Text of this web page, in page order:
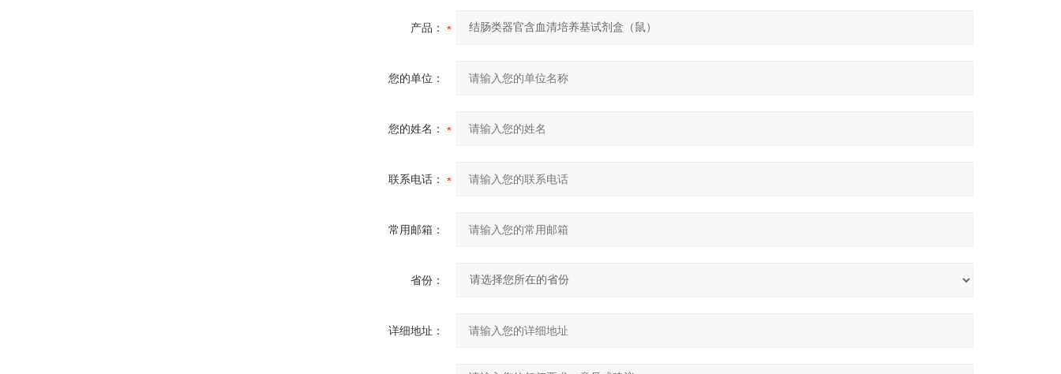
产品：
您的单位：
您的姓名：
联系电话：
常用邮箱：
省份：
详细地址：